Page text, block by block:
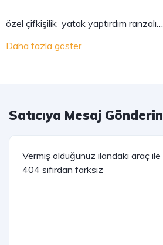
özel çifkişilik yatak yaptırdım ranzalı…
Daha fazla göster
Satıcıya Mesaj Gönderin